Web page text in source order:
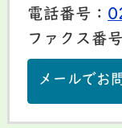
電話番号：
ファクス番
メールでお